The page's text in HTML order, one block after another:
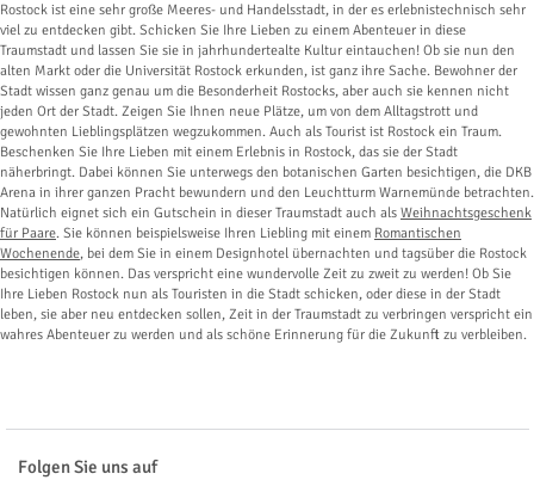
Rostock ist eine sehr große Meeres- und Handelsstadt, in der es erlebnistechnisch sehr
viel zu entdecken gibt. Schicken Sie Ihre Lieben zu einem Abenteuer in diese
Traumstadt und lassen Sie sie in jahrhundertealte Kultur eintauchen! Ob sie nun den
alten Markt oder die Universität Rostock erkunden, ist ganz ihre Sache. Bewohner der
Stadt wissen ganz genau um die Besonderheit Rostocks, aber auch sie kennen nicht
jeden Ort der Stadt. Zeigen Sie Ihnen neue Plätze, um von dem Alltagstrott und
gewohnten Lieblingsplätzen wegzukommen. Auch als Tourist ist Rostock ein Traum.
Beschenken Sie Ihre Lieben mit einem Erlebnis in Rostock, das sie der Stadt
näherbringt. Dabei können Sie unterwegs den botanischen Garten besichtigen, die DKB
Arena in ihrer ganzen Pracht bewundern und den Leuchtturm Warnemünde betrachten.
Natürlich eignet sich ein Gutschein in dieser Traumstadt auch als Weihnachtsgeschenk
für Paare. Sie können beispielsweise Ihren Liebling mit einem Romantischen
Wochenende, bei dem Sie in einem Designhotel übernachten und tagsüber die Rostock
besichtigen können. Das verspricht eine wundervolle Zeit zu zweit zu werden! Ob Sie
Ihre Lieben Rostock nun als Touristen in die Stadt schicken, oder diese in der Stadt
leben, sie aber neu entdecken sollen, Zeit in der Traumstadt zu verbringen verspricht ein
wahres Abenteuer zu werden und als schöne Erinnerung für die Zukunft zu verbleiben.
Folgen Sie uns auf